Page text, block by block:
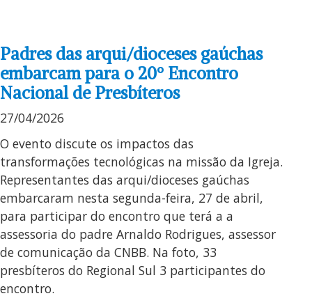
Padres das arqui/dioceses gaúchas
embarcam para o 20º Encontro
Nacional de Presbíteros
27/04/2026
O evento discute os impactos das
transformações tecnológicas na missão da Igreja.
Representantes das arqui/dioceses gaúchas
embarcaram nesta segunda-feira, 27 de abril,
para participar do encontro que terá a a
assessoria do padre Arnaldo Rodrigues, assessor
de comunicação da CNBB. Na foto, 33
presbíteros do Regional Sul 3 participantes do
encontro.